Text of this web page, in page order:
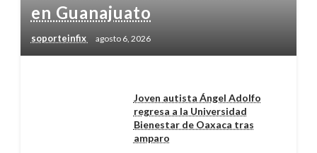
en Guanajuato
soporteinfix agosto 6, 2026
Joven autista Ángel Adolfo
regresa a la Universidad
Bienestar de Oaxaca tras
amparo